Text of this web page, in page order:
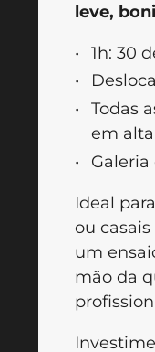
leve,
1h: 30
Todas
em
Ideal
ou
um
mão da